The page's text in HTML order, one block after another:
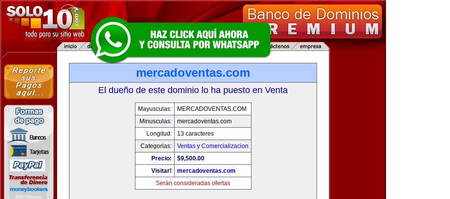
mercadoventas.com
El dueño de este dominio lo ha puesto en Venta
Mayusculas:
MERCADOVENTAS.COM
Minusculas:
mercadoventas.com
Longitud:
13 caracteres
Categorias:
Ventas y Comercializacion
Precio:
$9,500.00
Visitar!
mercadoventas.com
Serán consideradas ofertas